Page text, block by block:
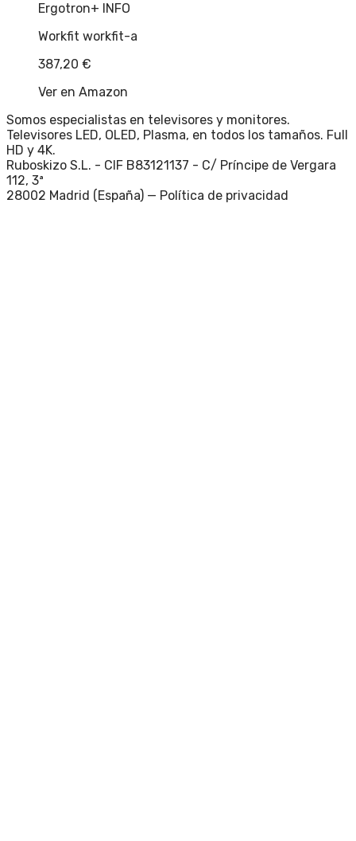
Ergotron+ INFO
Workfit workfit-a
387,20 €
Ver en Amazon
Somos especialistas en televisores y monitores.
Televisores LED, OLED, Plasma, en todos los tamaños. Full
HD y 4K.
Ruboskizo S.L. - CIF B83121137 - C/ Príncipe de Vergara
112, 3ª
28002 Madrid (España) — Política de privacidad